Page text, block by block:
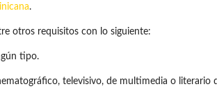
.
otros requisitos con lo siguiente:
tipo.
televisivo, de multimedia o literario